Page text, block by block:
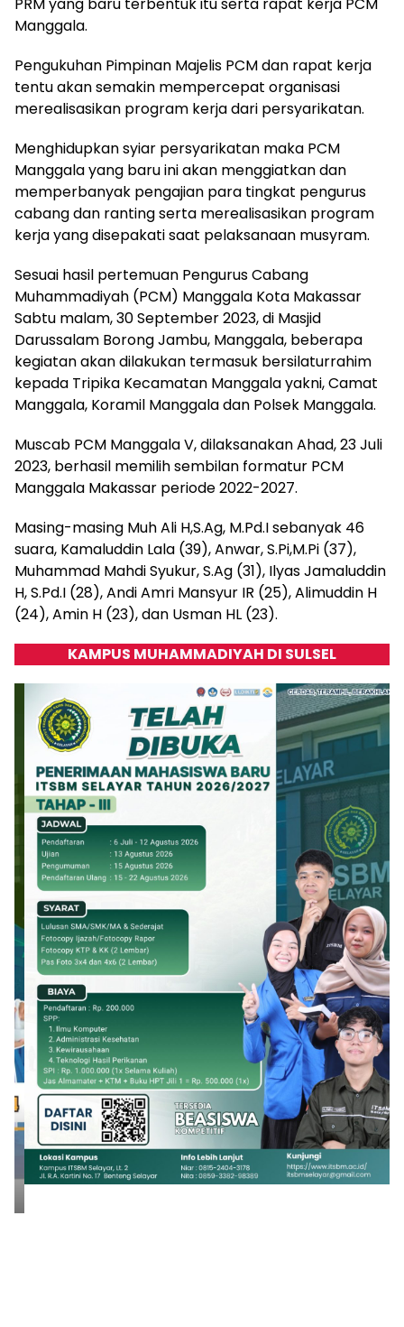
PRM yang baru terbentuk itu serta rapat kerja PCM
Manggala.
Pengukuhan Pimpinan Majelis PCM dan rapat kerja
tentu akan semakin mempercepat organisasi
merealisasikan program kerja dari persyarikatan.
Menghidupkan syiar persyarikatan maka PCM
Manggala yang baru ini akan menggiatkan dan
memperbanyak pengajian para tingkat pengurus
cabang dan ranting serta merealisasikan program
kerja yang disepakati saat pelaksanaan musyram.
Sesuai hasil pertemuan Pengurus Cabang
Muhammadiyah (PCM) Manggala Kota Makassar
Sabtu malam, 30 September 2023, di Masjid
Darussalam Borong Jambu, Manggala, beberapa
kegiatan akan dilakukan termasuk bersilaturrahim
kepada Tripika Kecamatan Manggala yakni, Camat
Manggala, Koramil Manggala dan Polsek Manggala.
Muscab PCM Manggala V, dilaksanakan Ahad, 23 Juli
2023, berhasil memilih sembilan formatur PCM
Manggala Makassar periode 2022-2027.
Masing-masing Muh Ali H,S.Ag, M.Pd.I sebanyak 46
suara, Kamaluddin Lala (39), Anwar, S.Pi,M.Pi (37),
Muhammad Mahdi Syukur, S.Ag (31), Ilyas Jamaluddin
H, S.Pd.I (28), Andi Amri Mansyur IR (25), Alimuddin H
(24), Amin H (23), dan Usman HL (23).
KAMPUS MUHAMMADIYAH DI SULSEL